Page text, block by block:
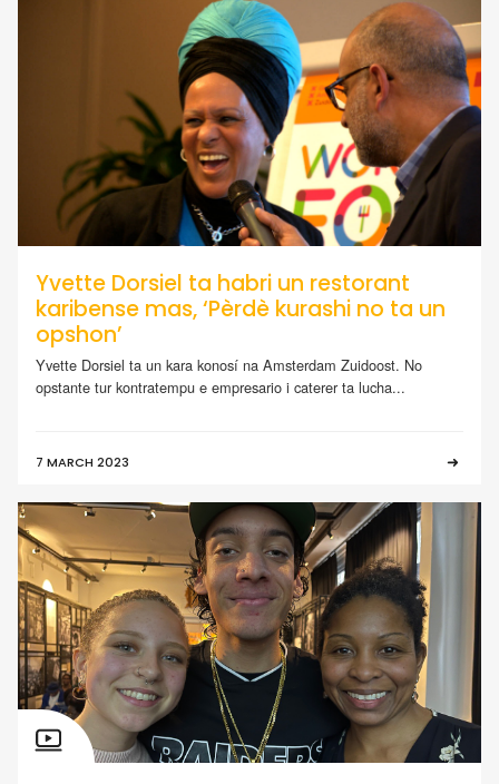
Yvette Dorsiel ta habri un restorant
karibense mas, ‘Pèrdè kurashi no ta un
opshon’
Yvette Dorsiel ta un kara konosí na Amsterdam Zuidoost. No
opstante tur kontratempu e empresario i caterer ta lucha...
7 MARCH 2023